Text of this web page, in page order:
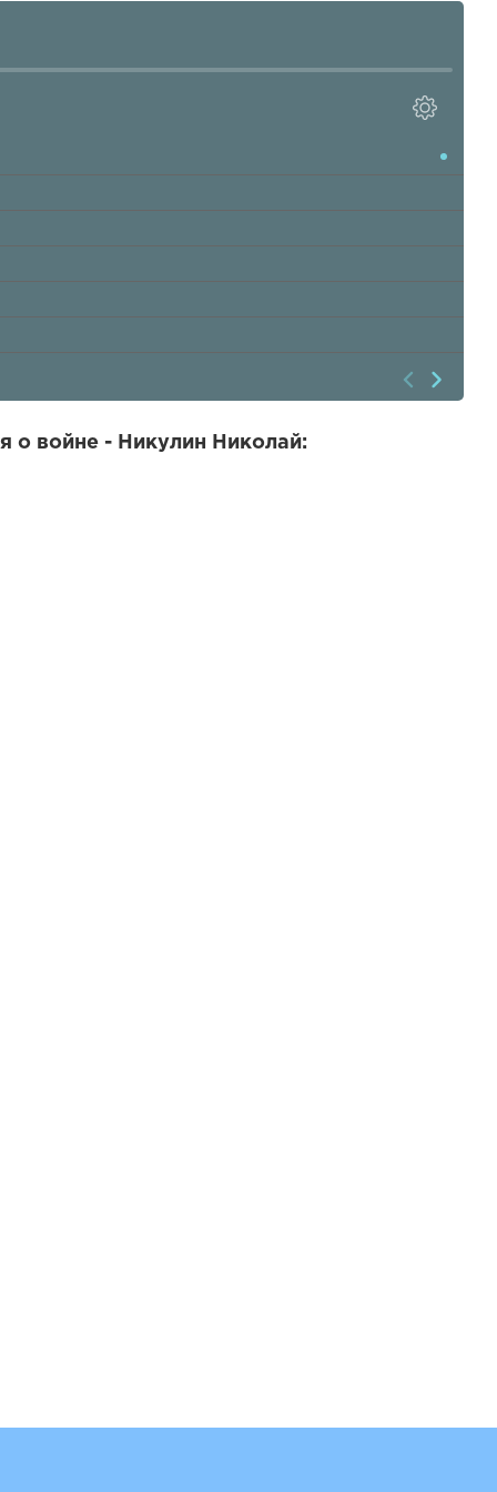
о войне - Никулин Николай: